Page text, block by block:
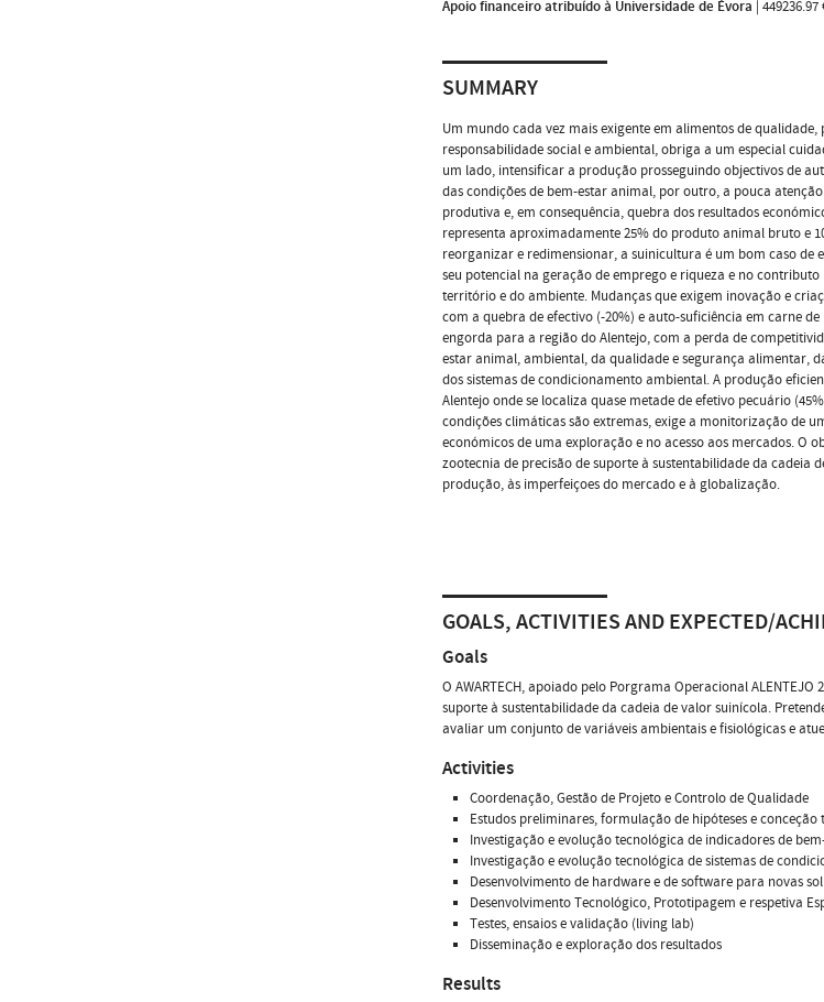
Apoio financeiro atribuído à Universidade de Évora | 449236.97
SUMMARY
Um mundo cada vez mais exigente em alimentos de
responsabilidade social e ambiental, obriga a um especial
um lado, intensificar a produção prosseguindo objectivos de
das condições de bem-estar animal, por outro, a pouca
produtiva e, em consequência, quebra dos resultados
representa aproximadamente 25% do produto animal bruto e
reorganizar e redimensionar, a suinicultura é um bom caso
seu potencial na geração de emprego e riqueza e no
território e do ambiente. Mudanças que exigem inovação e
com a quebra de efectivo (-20%) e auto-suficiência em carne
engorda para a região do Alentejo, com a perda de
estar animal, ambiental, da qualidade e segurança alimentar,
dos sistemas de condicionamento ambiental. A produção
Alentejo onde se localiza quase metade de efetivo pecuário
condições climáticas são extremas, exige a monitorização de
económicos de uma exploração e no acesso aos mercados. O
zootecnia de precisão de suporte à sustentabilidade da cadeia
produção, às imperfeiçoes do mercado e à globalização.
GOALS, ACTIVITIES AND EXPECTED/
Goals
O AWARTECH, apoiado pelo Porgrama Operacional
suporte à sustentabilidade da cadeia de valor suinícola.
avaliar um conjunto de variáveis ambientais e fisiológicas e
Activities
Coordenação, Gestão de Projeto e Controlo de Qualidade
Estudos preliminares, formulação de hipóteses e conceção
Investigação e evolução tecnológica de indicadores de
Investigação e evolução tecnológica de sistemas de
Desenvolvimento de hardware e de software para novas
Desenvolvimento Tecnológico, Prototipagem e respetiva
Testes, ensaios e validação (living lab)
Disseminação e exploração dos resultados
Results